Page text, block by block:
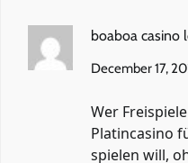
boaboa casino
December 17,
Wer
Platincasino
spielen will,